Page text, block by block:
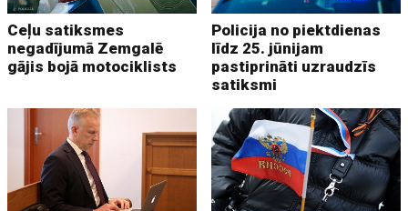
Ceļu satiksmes
negadījumā Zemgalē
gājis bojā motociklists
Policija no piektdienas
līdz 25. jūnijam
pastiprināti uzraudzīs
satiksmi